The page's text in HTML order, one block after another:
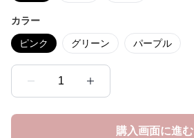
カラー
ピンク グリーン パープル
1
購入画面に進む